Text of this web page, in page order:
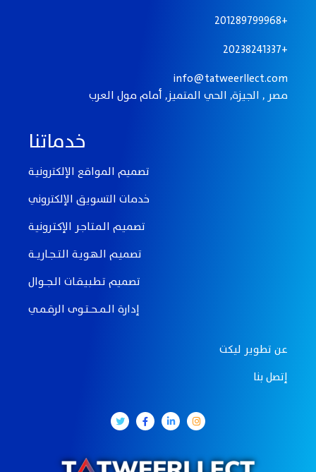
201289799968+
20238241337+
info@tatweerllect.com
مصر , الجيزة, الحي المتميز, أمام مول العرب
خدماتنا
تصميم المواقع الإلكترونيـة
خدمات التسويق الإلكتروني
تصميـم الـمـتـاجـر الإكـتـرونيـة
تصميـم الـهـويـة الـتـــجــاريـــة
تصميم تـطـبـيـقــات الــجـــوال
إدارة الــمـــحـــتــوى الرقــمــي
عن تطوير ليكت
إتصل بنا